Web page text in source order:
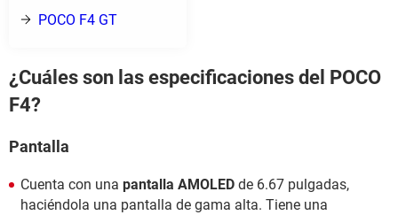
POCO F4 GT
¿Cuáles son las especificaciones del POCO
F4?
Pantalla
Cuenta con una pantalla AMOLED de 6.67 pulgadas,
haciéndola una pantalla de gama alta. Tiene una